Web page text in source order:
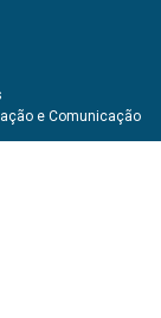
e Comunicação